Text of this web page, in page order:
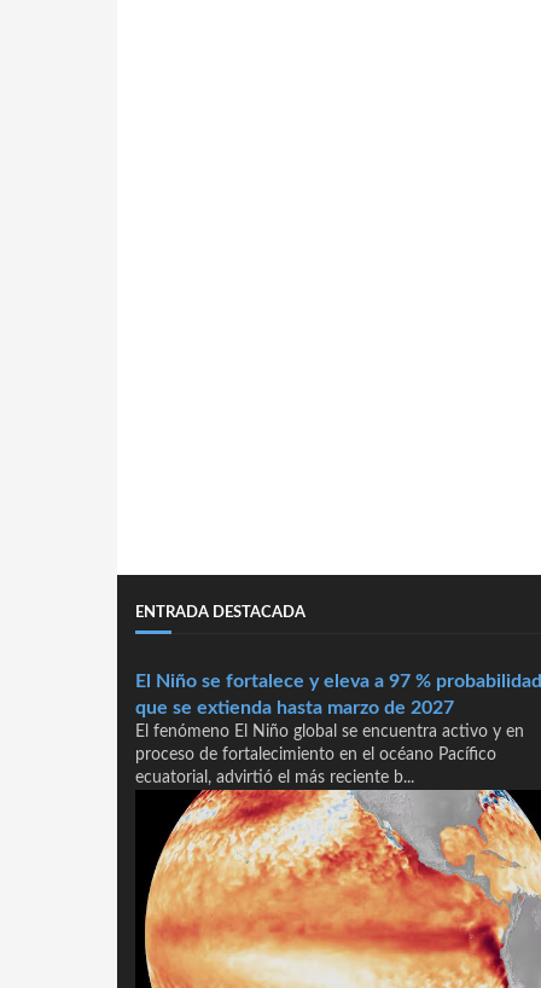
ENTRADA DESTACADA
El Niño se fortalece y eleva a 97 % probabilidad
que se extienda hasta marzo de 2027
El fenómeno El Niño global se encuentra activo y en
proceso de fortalecimiento en el océano Pacífico
ecuatorial, advirtió el más reciente b...